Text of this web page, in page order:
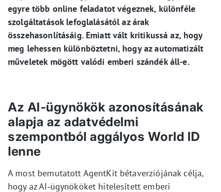
egyre több online feladatot végeznek, különféle
szolgáltatások lefoglalásától az árak
összehasonlításáig. Emiatt vált kritikussá az, hogy
meg lehessen különböztetni, hogy az automatizált
műveletek mögött valódi emberi szándék áll-e.
Az AI-ügynökök azonosításának
alapja az adatvédelmi
szempontból aggályos World ID
lenne
A most bemutatott AgentKit bétaverziójának célja,
hogy az AI‑ügynököket hitelesített emberi